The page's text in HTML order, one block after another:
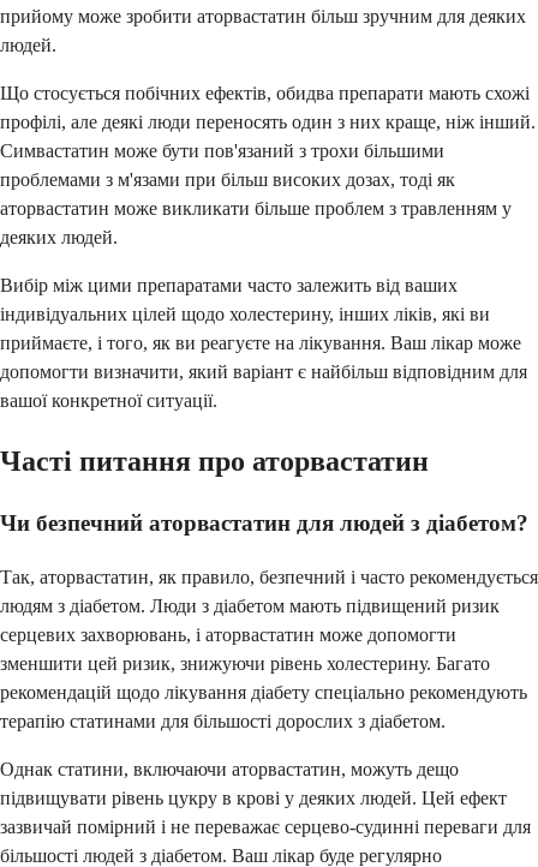
прийому може зробити аторвастатин більш зручним для деяких
людей.
Що стосується побічних ефектів, обидва препарати мають схожі
профілі, але деякі люди переносять один з них краще, ніж інший.
Симвастатин може бути пов'язаний з трохи більшими
проблемами з м'язами при більш високих дозах, тоді як
аторвастатин може викликати більше проблем з травленням у
деяких людей.
Вибір між цими препаратами часто залежить від ваших
індивідуальних цілей щодо холестерину, інших ліків, які ви
приймаєте, і того, як ви реагуєте на лікування. Ваш лікар може
допомогти визначити, який варіант є найбільш відповідним для
вашої конкретної ситуації.
Часті питання про аторвастатин
Чи безпечний аторвастатин для людей з діабетом?
Так, аторвастатин, як правило, безпечний і часто рекомендується
людям з діабетом. Люди з діабетом мають підвищений ризик
серцевих захворювань, і аторвастатин може допомогти
зменшити цей ризик, знижуючи рівень холестерину. Багато
рекомендацій щодо лікування діабету спеціально рекомендують
терапію статинами для більшості дорослих з діабетом.
Однак статини, включаючи аторвастатин, можуть дещо
підвищувати рівень цукру в крові у деяких людей. Цей ефект
зазвичай помірний і не переважає серцево-судинні переваги для
більшості людей з діабетом. Ваш лікар буде регулярно